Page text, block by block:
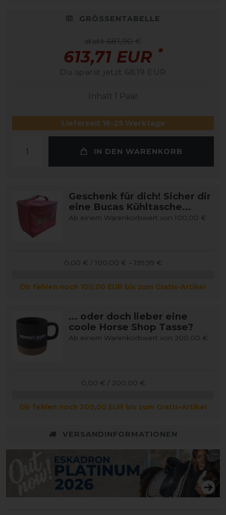
GRÖSSENTABELLE
statt 681,90 €
613,71 EUR *
Du sparst jetzt 68,19 EUR
Inhalt 1 Paar
Lieferzeit 16-25 Werktage
IN DEN WARENKORB
Geschenk für dich! Sicher dir
eine Bucas Kühltasche...
Ab einem Warenkorbwert von 100,00 €
0,00 € / 100,00 € – 199,99 €
Dir fehlen noch 100,00 EUR bis zum Gratis-Artikel
... oder doch lieber eine
coole Horse Shop Tasse?
Ab einem Warenkorbwert von 200,00 €
0,00 € / 200,00 €
Dir fehlen noch 200,00 EUR bis zum Gratis-Artikel
VERSANDINFORMATIONEN